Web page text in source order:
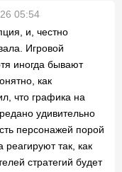
05:54
и, честно
Игровой
иногда бывают
как
что графика на
удивительно
персонажей порой
так, как
стратегий будет